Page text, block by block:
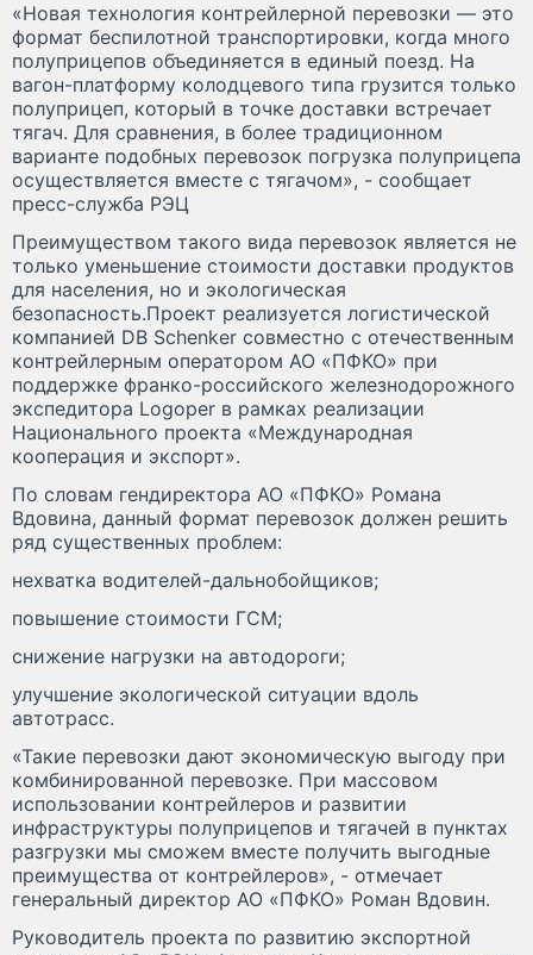
«Новая технология контрейлерной перевозки — это
формат беспилотной транспортировки, когда много
полуприцепов объединяется в единый поезд. На
вагон-платформу колодцевого типа грузится только
полуприцеп, который в точке доставки встречает
тягач. Для сравнения, в более традиционном
варианте подобных перевозок погрузка полуприцепа
осуществляется вместе с тягачом», - сообщает
пресс-служба РЭЦ
Преимуществом такого вида перевозок является не
только уменьшение стоимости доставки продуктов
для населения, но и экологическая
безопасность.Проект реализуется логистической
компанией DB Schenker совместно с отечественным
контрейлерным оператором АО «ПФКО» при
поддержке франко-российского железнодорожного
экспедитора Logoper в рамках реализации
Национального проекта «Международная
кооперация и экспорт».
По словам гендиректора АО «ПФКО» Романа
Вдовина, данный формат перевозок должен решить
ряд существенных проблем:
нехватка водителей-дальнобойщиков;
повышение стоимости ГСМ;
снижение нагрузки на автодороги;
улучшение экологической ситуации вдоль
автотрасс.
«Такие перевозки дают экономическую выгоду при
комбинированной перевозке. При массовом
использовании контрейлеров и развитии
инфраструктуры полуприцепов и тягачей в пунктах
разгрузки мы сможем вместе получить выгодные
преимущества от контрейлеров», - отмечает
генеральный директор АО «ПФКО» Роман Вдовин.
Руководитель проекта по развитию экспортной